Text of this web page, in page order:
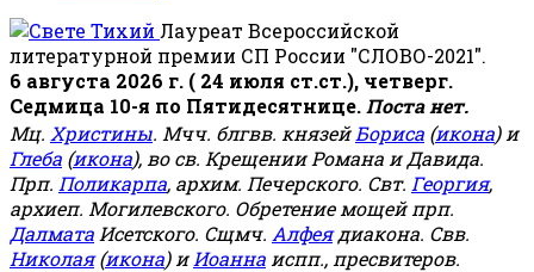
Лауреат Всероссийской
литературной премии СП России "СЛОВО-2021".
6 августа 2026 г. ( 24 июля ст.ст.), четверг.
Седмица 10-я по Пятидесятнице. Поста нет.
Мц. Христины. Мчч. блгвв. князейБориса (икона) и
Глеба (икона), во св. Крещении Романа и Давида.
Прп. Поликарпа, архим. Печерского. Свт. Георгия,
архиеп. Могилевского. Обретение мощей прп.
Далмата Исетского. Сщмч. Алфеядиакона. Свв.
Николая(икона) иИоанна испп., пресвитеров.